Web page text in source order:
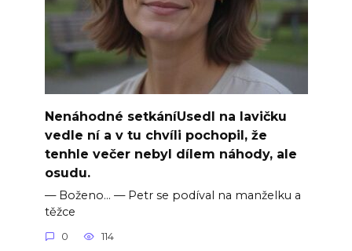
Nenáhodné setkáníUsedl na lavičku
vedle ní a v tu chvíli pochopil, že
tenhle večer nebyl dílem náhody, ale
osudu.
— Boženo… — Petr se podíval na manželku a
těžce
0 114